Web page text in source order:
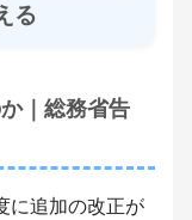
る
｜総務省告
に追加の改正が